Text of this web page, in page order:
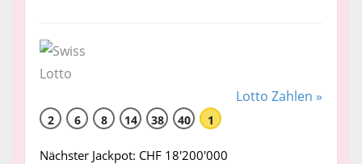
Lotto Zahlen »
2 6 8 14 38 40 1
Nächster Jackpot: CHF 18'200'000